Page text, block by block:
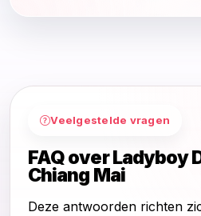
Veelgestelde vragen
FAQ over Ladyboy
Chiang Mai
Deze antwoorden richten